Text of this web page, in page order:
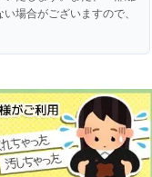
場合がございますので、